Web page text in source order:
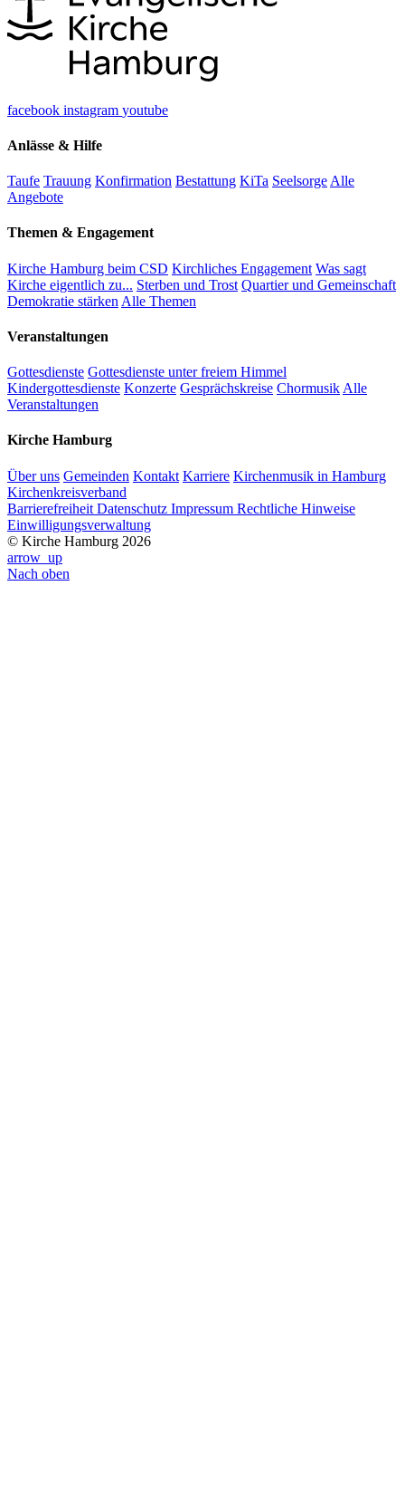
facebook instagram youtube
Anlässe & Hilfe
Taufe Trauung Konfirmation Bestattung KiTa Seelsorge Alle
Angebote
Themen & Engagement
Kirche Hamburg beim CSD Kirchliches Engagement Was sagt
Kirche eigentlich zu... Sterben und Trost Quartier und Gemeinschaft
Demokratie stärken Alle Themen
Veranstaltungen
Gottesdienste Gottesdienste unter freiem Himmel
Kindergottesdienste Konzerte Gesprächskreise Chormusik Alle
Veranstaltungen
Kirche Hamburg
Über uns Gemeinden Kontakt Karriere Kirchenmusik in Hamburg
Kirchenkreisverband
Barrierefreiheit Datenschutz Impressum Rechtliche Hinweise
Einwilligungsverwaltung
© Kirche Hamburg 2026
arrow_up
Nach oben